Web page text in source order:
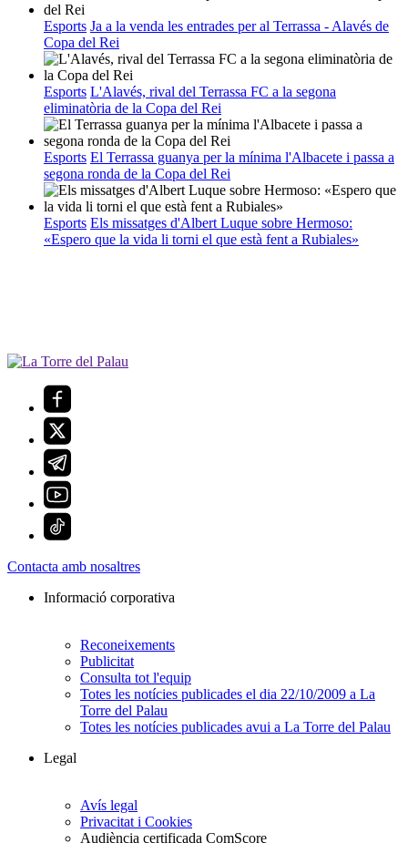
Esports Ja a la venda les entrades per al Terrassa - Alavés de
Copa del Rei
Esports L'Alavés, rival del Terrassa FC a la segona
eliminatòria de la Copa del Rei
Esports El Terrassa guanya per la mínima l'Albacete i passa a
segona ronda de la Copa del Rei
Esports Els missatges d'Albert Luque sobre Hermoso:
«Espero que la vida li torni el que està fent a Rubiales»
Contacta amb nosaltres
Informació corporativa
Reconeixements
Publicitat
Consulta tot l'equip
Totes les notícies publicades el dia 22/10/2009 a La
Torre del Palau
Totes les notícies publicades avui a La Torre del Palau
Legal
Avís legal
Privacitat i Cookies
Audiència certificada ComScore